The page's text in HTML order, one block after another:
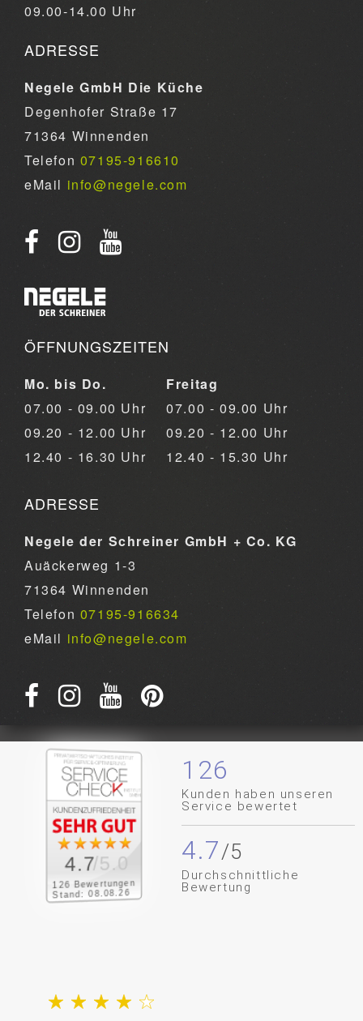
09.00-14.00 Uhr
ADRESSE
Negele GmbH Die Küche
Degenhofer Straße 17
71364 Winnenden
Telefon 07195-916610
eMail info@negele.com
ÖFFNUNGSZEITEN
Mo. bis Do.
07.00 - 09.00 Uhr
09.20 - 12.00 Uhr
12.40 - 16.30 Uhr
Freitag
07.00 - 09.00 Uhr
09.20 - 12.00 Uhr
12.40 - 15.30 Uhr
ADRESSE
Negele der Schreiner GmbH + Co. KG
Auäckerweg 1-3
71364 Winnenden
Telefon 07195-916634
eMail info@negele.com
126 Bewertungen
Stand: 08.08.26
4.7/5.0
126
Kunden haben unseren
Service bewertet
4.7
Durchschnittliche
Bewertung